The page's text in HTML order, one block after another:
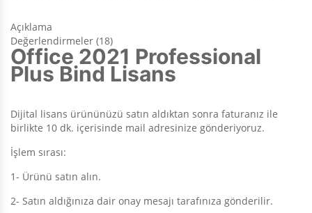
Açıklama
Değerlendirmeler (18)
Office 2021 Professional
Plus Bind Lisans
Dijital lisans ürününüzü satın aldıktan sonra faturanız ile
birlikte 10 dk. içerisinde mail adresinize gönderiyoruz.
İşlem sırası:
1- Ürünü satın alın.
2- Satın aldığınıza dair onay mesajı tarafınıza gönderilir.